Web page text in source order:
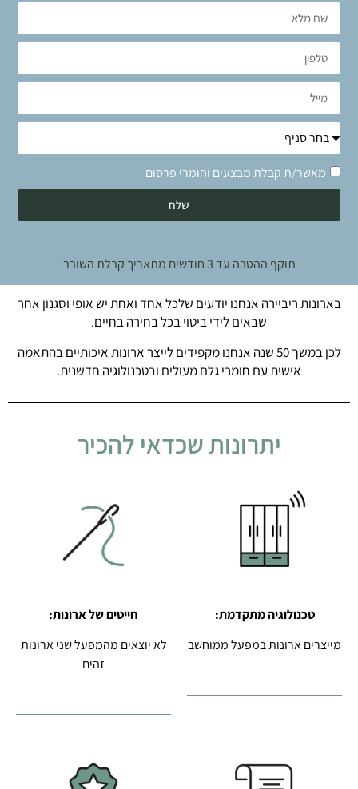
מאשר/ת קבלת מבצעים וחומרי פרסום
שלח
תוקף ההטבה עד 3 חודשים מתאריך קבלת השובר
בארונות ריביירה אנחנו יודעים שלכל אחד ואחת יש אופי וסגנון אחר
שבאים לידי ביטוי בכל בחירה בחיים.
לכן במשך 50 שנה אנחנו מקפידים לייצר ארונות איכותיים בהתאמה
אישית עם חומרי גלם מעולים ובטכנולוגיה חדשנית.
יתרונות שכדאי להכיר
טכנולוגיה מתקדמת:
מייצרים ארונות במפעל ממוחשב
חייטים של ארונות:
לא יוצאים מהמפעל שני ארונות
זהים